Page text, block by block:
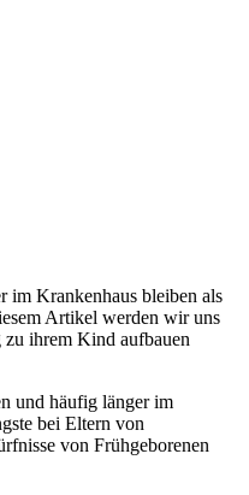
im Krankenhaus bleiben als
Artikel werden wir uns
zu ihrem Kind aufbauen
und häufig länger im
bei Eltern von
von Frühgeborenen